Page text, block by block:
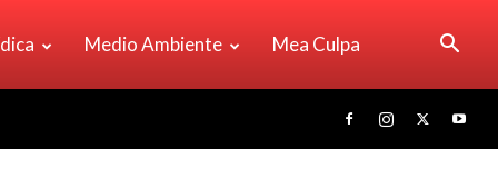
Medio Ambiente Mea Culpa